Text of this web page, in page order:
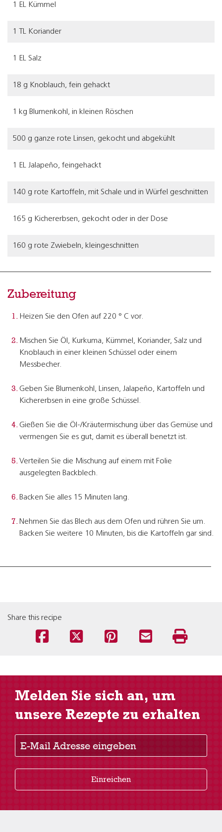
1 EL Kümmel
1 TL Koriander
1 EL Salz
18 g Knoblauch, fein gehackt
1 kg Blumenkohl, in kleinen Röschen
500 g ganze rote Linsen, gekocht und abgekühlt
1 EL Jalapeño, feingehackt
140 g rote Kartoffeln, mit Schale und in Würfel geschnitten
165 g Kichererbsen, gekocht oder in der Dose
160 g rote Zwiebeln, kleingeschnitten
Zubereitung
Heizen Sie den Ofen auf 220 ° C vor.
Mischen Sie Öl, Kurkuma, Kümmel, Koriander, Salz und
Knoblauch in einer kleinen Schüssel oder einem
Messbecher.
Geben Sie Blumenkohl, Linsen, Jalapeño, Kartoffeln und
Kichererbsen in eine große Schüssel.
Gießen Sie die Öl-/Kräutermischung über das Gemüse und
vermengen Sie es gut, damit es überall benetzt ist.
Verteilen Sie die Mischung auf einem mit Folie
ausgelegten Backblech.
Backen Sie alles 15 Minuten lang.
Nehmen Sie das Blech aus dem Ofen und rühren Sie um.
Backen Sie weitere 10 Minuten, bis die Kartoffeln gar sind.
Share this recipe
Melden Sie sich an, um
unsere Rezepte zu erhalten
E-Mail Adresse eingeben
Einreichen